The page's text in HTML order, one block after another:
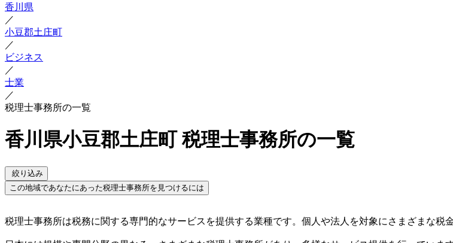
香川県
／
小豆郡土庄町
／
ビジネス
／
士業
／
税理士事務所の一覧
香川県小豆郡土庄町 税理士事務所の一覧
絞り込み
この地域であなたにあった税理士事務所を見つけるには
税理士事務所は税務に関する専門的なサービスを提供する業種です。個人や法人を対象にさまざまな税